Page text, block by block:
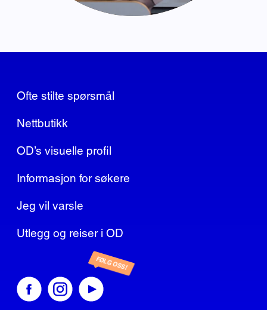
Ofte stilte spørsmål
Nettbutikk
OD’s visuelle profil
Informasjon for søkere
Jeg vil varsle
Utlegg og reiser i OD
FØLG OSS!